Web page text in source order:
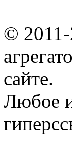
© 2011-
сайте.
Любое